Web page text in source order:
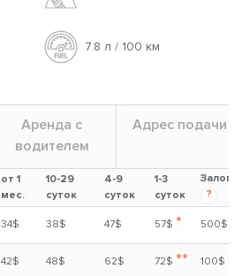
7.8 л / 100 км
Аренда с
водителем
Адрес подачи
от 1
мес.
10-29
суток
4-9
суток
1-3
суток
Залог
?
34$ 38$ 47$ 57$ * 500$
42$ 48$ 62$ 72$ ** 100$